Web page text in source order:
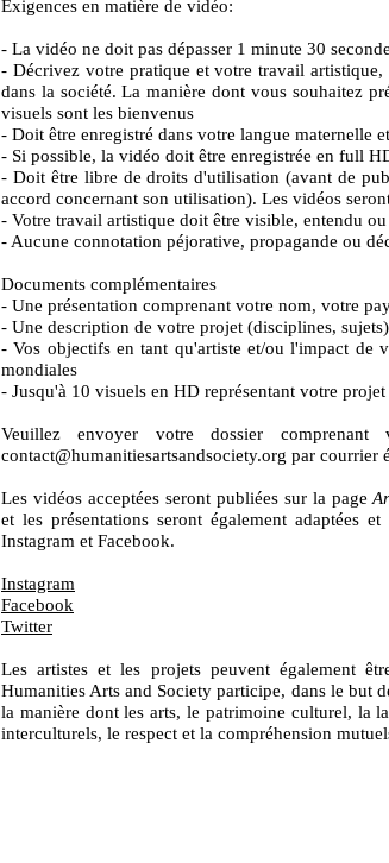
Exigences en matière de vidéo:
- La vidéo ne doit pas dépasser 1 minute 30
- Décrivez votre pratique et votre travail
dans la société. La manière dont vous souhaitez
visuels sont les bienvenus
- Doit être enregistré dans votre langue maternelle
- Si possible, la vidéo doit être enregistrée en full
- Doit être libre de droits d'utilisation (avant de
accord concernant son utilisation). Les vidéos
- Votre travail artistique doit être visible, entendu
- Aucune connotation péjorative, propagande ou
Documents complémentaires
- Une présentation comprenant votre nom, votre
- Une description de votre projet (disciplines,
- Vos objectifs en tant qu'artiste et/ou l'impact de
mondiales
- Jusqu'à 10 visuels en HD représentant votre projet
Veuillez envoyer votre dossier
contact@humanitiesartsandsociety.org par
Les vidéos acceptées seront publiées sur la page
et les présentations seront également adaptées
Instagram et Facebook.
Instagram
Facebook
Twitter
Les artistes et les projets peuvent également
Humanities Arts and Society participe, dans le but
la manière dont les arts, le patrimoine culturel, la
interculturels, le respect et la compréhension